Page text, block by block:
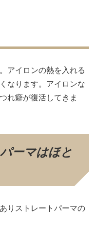
アイロンの熱を入れる
なります。アイロンな
れ癖が復活してきま
ーマはほと
りストレートパーマの